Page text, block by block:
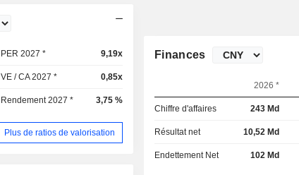
PER 2027 * 9,19x
VE / CA 2027 * 0,85x
Rendement 2027 * 3,75 %
Plus de ratios de valorisation
Finances
2026 *
Chiffre d'affaires 243 Md
Résultat net 10,52 Md
Endettement Net 102 Md